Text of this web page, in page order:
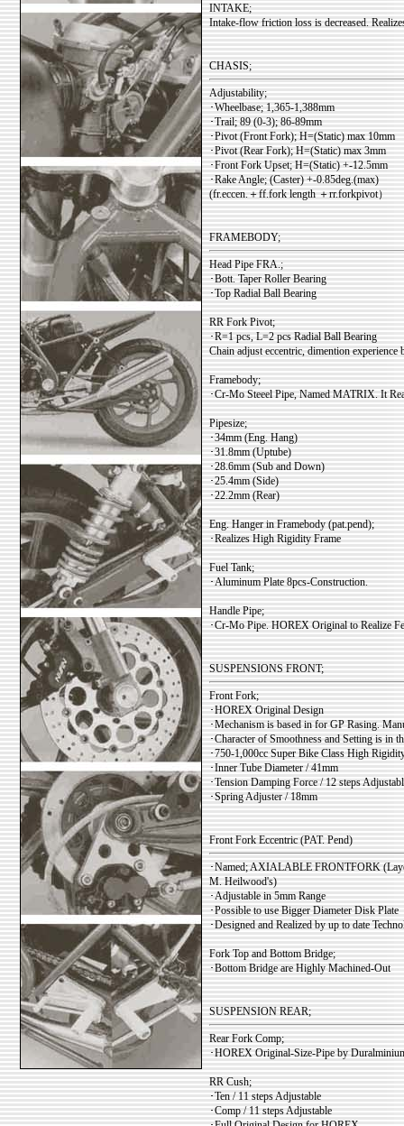
INTAKE;
Intake-flow friction loss is decreased.
CHASIS;
Adjustability;
･Wheelbase; 1,365-1,388mm
･Trail; 89 (0-3); 86-89mm
･Pivot (Front Fork); H=(Static) max 10mm
･Pivot (Rear Fork); H=(Static) max 3mm
･Front Fork Upset; H=(Static) +-12.5mm
･Rake Angle; (Caster) +-0.85deg.(max)
(fr.eccen.＋ff.fork length ＋rr.forkpivot）
FRAMEBODY;
Head Pipe FRA.;
･Bott. Taper Roller Bearing
･Top Radial Ball Bearing
RR Fork Pivot;
･R=1 pcs, L=2 pcs Radial Ball Bearing
Chain adjust eccentric, dimention
Framebody;
･Cr-Mo Steeel Pipe, Named MATRIX. It
Pipesize;
･34mm (Eng. Hang)
･31.8mm (Uptube)
･28.6mm (Sub and Down)
･25.4mm (Side)
･22.2mm (Rear)
Eng. Hanger in Framebody (pat.pend);
･Realizes High Rigidity Frame
Fuel Tank;
･Aluminum Plate 8pcs-Construction.
Handle Pipe;
･Cr-Mo Pipe. HOREX Original to Realize
SUSPENSIONS FRONT;
Front Fork;
･HOREX Original Design
･Mechanism is based in for GP Rasing.
･Character of Smoothness and Setting is in
･750-1,000cc Super Bike Class High
･Inner Tube Diameter / 41mm
･Tension Damping Force / 12 steps
･Spring Adjuster / 18mm
Front Fork Eccentric (PAT. Pend)
･Named; AXIALABLE FRONTFORK
M. Heilwood's)
･Adjustable in 5mm Range
･Possible to use Bigger Diameter Disk Plate
･Designed and Realized by up to date
Fork Top and Bottom Bridge;
･Bottom Bridge are Highly Machined-Out
SUSPENSION REAR;
Rear Fork Comp;
･HOREX Original-Size-Pipe by
RR Cush;
･Ten / 11 steps Adjustable
･Comp / 11 steps Adjustable